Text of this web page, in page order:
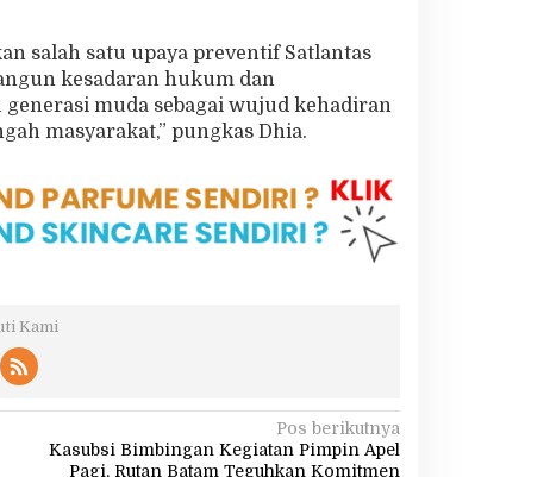
salah satu upaya preventif Satlantas
kesadaran hukum dan
muda sebagai wujud kehadiran
masyarakat,” pungkas Dhia.
Kami
Pos berikutnya
Kasubsi Bimbingan Kegiatan Pimpin Apel
Pagi, Rutan Batam Teguhkan Komitmen